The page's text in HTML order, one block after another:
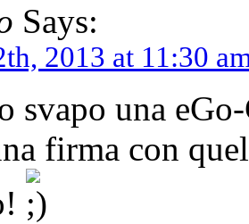
Says:
2013 at 11:30
svapo una
firma con